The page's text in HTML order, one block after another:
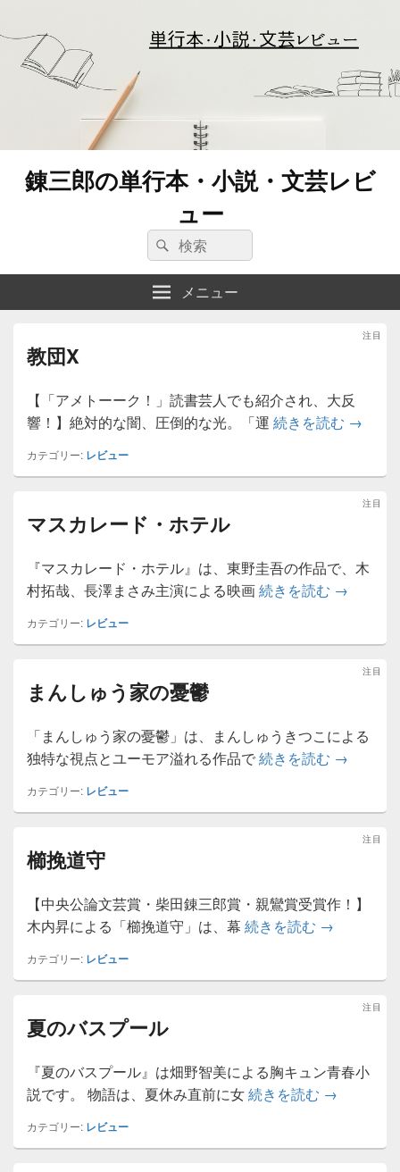
錬三郎の単行本・小説・文芸レビ
ュー
検
索:
検
索
メニュー
教団X
注目
【「アメトーーク！」読書芸人でも紹介され、大反
響！】絶対的な闇、圧倒的な光。「運 続きを読む 教団X
→
カテゴリー: レビュー
マスカレード・ホテル
注目
『マスカレード・ホテル』は、東野圭吾の作品で、木
村拓哉、長澤まさみ主演による映画続きを読む マスカレ
→
カテゴリー: レビュー
まんしゅう家の憂鬱
注目
「まんしゅう家の憂鬱」は、まんしゅうきつこによる
独特な視点とユーモア溢れる作品で続きを読む まんしゅ
→
カテゴリー: レビュー
櫛挽道守
注目
【中央公論文芸賞・柴田錬三郎賞・親鸞賞受賞作！】
木内昇による「櫛挽道守」は、幕 続きを読む 櫛挽道守
→
カテゴリー: レビュー
夏のバスプール
注目
『夏のバスプール』は畑野智美による胸キュン青春小
説です。 物語は、夏休み直前に女続きを読む 夏のバスプ
→
カテゴリー: レビュー